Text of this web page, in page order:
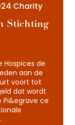
Charity
Stichting
Hospices de
aan de
voort tot
dat wordt
ce